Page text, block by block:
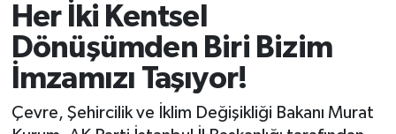
Her İki Kentsel
Dönüşümden Biri Bizim
İmzamızı Taşıyor!
Çevre, Şehircilik ve İklim Değişikliği Bakanı Murat
Tüm Manşetler
Son Dakika Haberleri